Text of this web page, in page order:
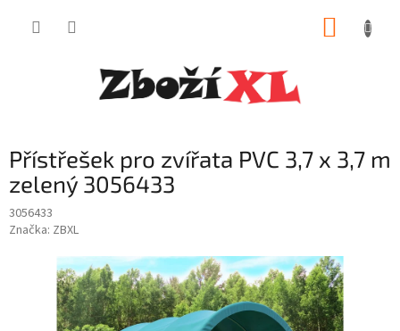
Přístřešek pro zvířata PVC 3,7 x 3,7 m
zelený 3056433
3056433
Značka: ZBXL